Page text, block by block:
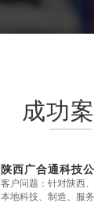
成功
陕西广合通科技
客户问题：针对陕西
本地科技、制造、服